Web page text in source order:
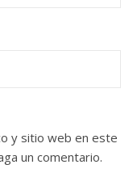
y sitio web en este
un comentario.